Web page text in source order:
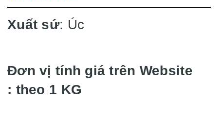
Xuất sứ: Úc
Đơn vị tính giá trên Website
: theo 1 KG